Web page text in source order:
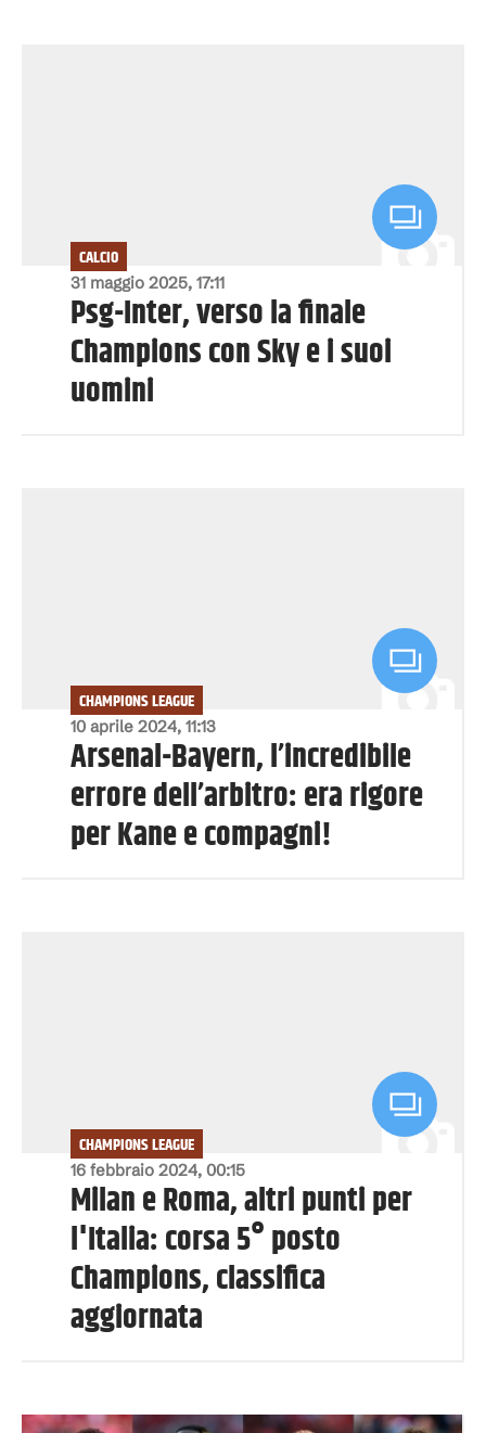
31 maggio 2025, 17:11
CALCIO
Psg-Inter, verso la finale
Champions con Sky e i suoi
uomini
10 aprile 2024, 11:13
CHAMPIONS LEAGUE
Arsenal-Bayern, l’incredibile
errore dell’arbitro: era rigore
per Kane e compagni!
16 febbraio 2024, 00:15
CHAMPIONS LEAGUE
Milan e Roma, altri punti per
l'Italia: corsa 5° posto
Champions, classifica
aggiornata